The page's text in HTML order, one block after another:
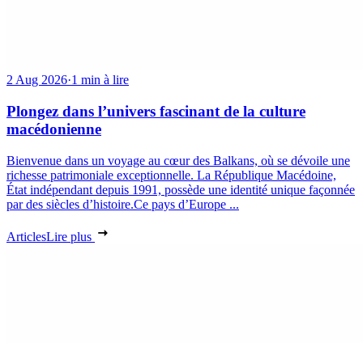
2 Aug 2026·1 min à lire
Plongez dans l’univers fascinant de la culture
macédonienne
Bienvenue dans un voyage au cœur des Balkans, où se dévoile une
richesse patrimoniale exceptionnelle. La République Macédoine,
État indépendant depuis 1991, possède une identité unique façonnée
par des siècles d’histoire.Ce pays d’Europe ...
ArticlesLire plus